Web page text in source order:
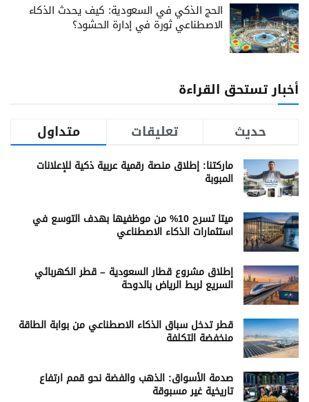
الحج الذكي في السعودية: كيف يحدث الذكاء
الاصطناعي ثورة في إدارة الحشود؟
أخبار تستحق القراءة
متداول
تعليقات حديث
ماركتنا: إطلاق منصة رقمية عربية ذكية للإعلانات
المبوبة
ميتا تسرح 10% من موظفيها بهدف التوسع في
استثمارات الذكاء الاصطناعي
إطلاق مشروع قطار السعودية – قطر الكهربائي
السريع لربط الرياض بالدوحة
قطر تدخل سباق الذكاء الاصطناعي من بوابة الطاقة
منخفضة التكلفة
صدمة الأسواق: الذهب والفضة نحو قمم ارتفاع
تاريخية غير مسبوقة